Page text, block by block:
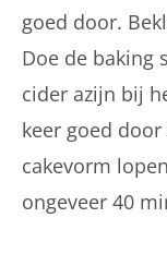
goed door.
Doe de baking
cider azijn bij
keer goed
cakevorm
ongeveer 40